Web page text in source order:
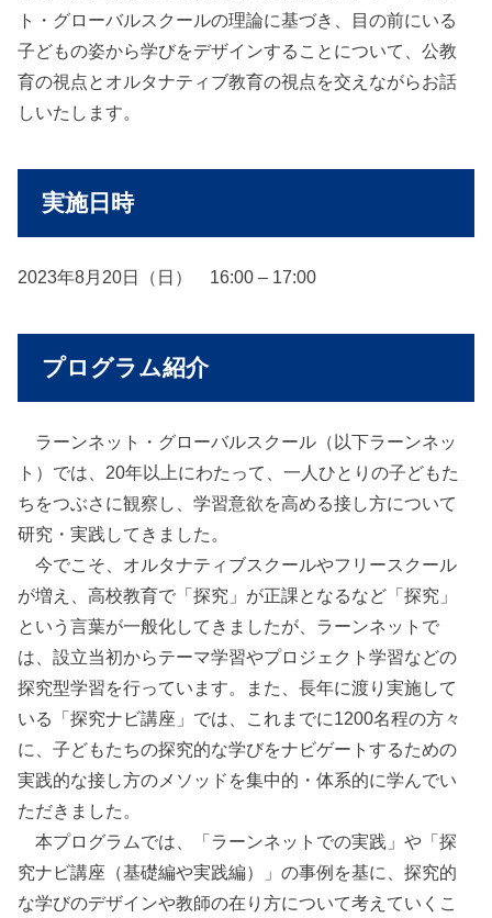
ト・グローバルスクールの理論に基づき、目の前にいる
子どもの姿から学びをデザインすることについて、公教
育の視点とオルタナティブ教育の視点を交えながらお話
しいたします。
実施日時
2023年8月20日（日） 16:00 – 17:00
プログラム紹介
ラーンネット・グローバルスクール（以下ラーンネッ
ト）では、20年以上にわたって、一人ひとりの子どもた
ちをつぶさに観察し、学習意欲を高める接し方について
研究・実践してきました。
今でこそ、オルタナティブスクールやフリースクール
が増え、高校教育で「探究」が正課となるなど「探究」
という言葉が一般化してきましたが、ラーンネットで
は、設立当初からテーマ学習やプロジェクト学習などの
探究型学習を行っています。また、長年に渡り実施して
いる「探究ナビ講座」では、これまでに1200名程の方々
に、子どもたちの探究的な学びをナビゲートするための
実践的な接し方のメソッドを集中的・体系的に学んでい
ただきました。
本プログラムでは、「ラーンネットでの実践」や「探
究ナビ講座（基礎編や実践編）」の事例を基に、探究的
な学びのデザインや教師の在り方について考えていくこ